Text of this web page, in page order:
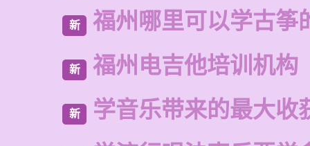
新 福州哪里可以学古筝
新 福州电吉他培训机构
新 学音乐带来的最大收